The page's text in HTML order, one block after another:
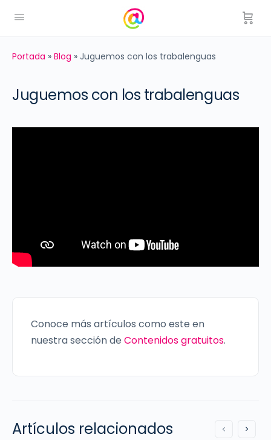
Portada » Blog » Juguemos con los trabalenguas
Juguemos con los trabalenguas
Conoce más artículos como este en
nuestra sección de Contenidos gratuitos.
Artículos relacionados